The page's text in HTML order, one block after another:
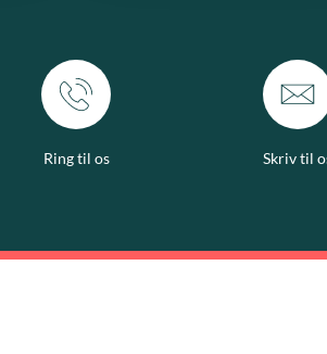
Ring til os Skriv til